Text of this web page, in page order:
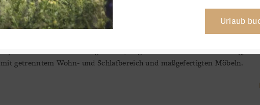
Urlaub
Bergjuwel Suite
Alpiner Luxus trifft auf zeitgemäßes, elegantes Ambiente. Unsere
mit getrenntem Wohn- und Schlafbereich und maßgefertigten Möbeln.